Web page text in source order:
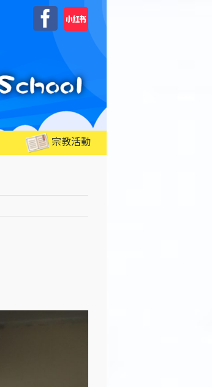
Facebook
自
訂
宗教活動